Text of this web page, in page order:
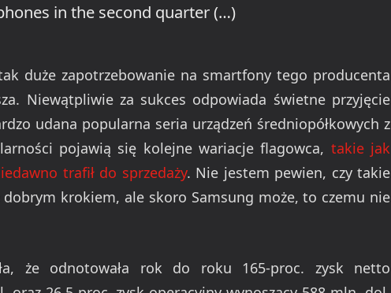
in the second quarter (…)
duże zapotrzebowanie na smartfony tego producenta
Niewątpliwie za sukces odpowiada świetne przyjęcie
udana popularna seria urządzeń średniopółkowych z
pojawią się kolejne wariacje flagowca, takie jak
trafił do sprzedaży. Nie jestem pewien, czy takie
krokiem, ale skoro Samsung może, to czemu nie
że odnotowała rok do roku 165-proc. zysk netto